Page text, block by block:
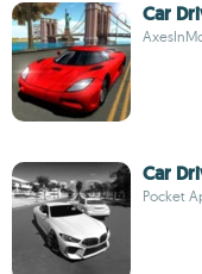
Car
Car
Pocket